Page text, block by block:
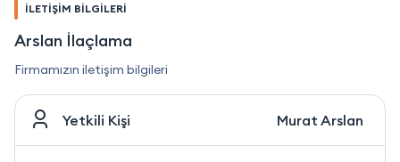
İLETİŞİM BİLGİLERİ
Arslan İlaçlama
Firmamızın iletişim bilgileri
Yetkili Kişi Murat Arslan